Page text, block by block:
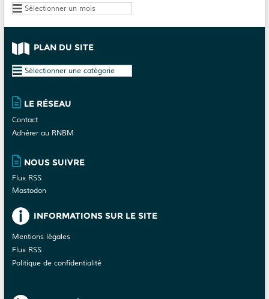
Archives
PLAN DU SITE
Plan
site
LE RÉSEAU
Contact
Adhérer au RNBM
NOUS SUIVRE
Flux RSS
Mastodon
INFORMATIONS SUR LE SITE
Mentions légales
Flux RSS
Politique de confidentialité